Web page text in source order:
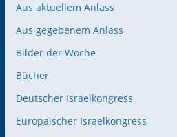
Aus aktuellem Anlass
Aus gegebenem Anlass
Bilder der Woche
Bücher
Deutscher Israelkongress
Europäischer Israelkongress